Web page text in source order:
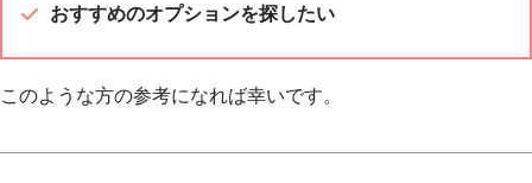
おすすめのオプションを探したい
このような方の参考になれば幸いです。